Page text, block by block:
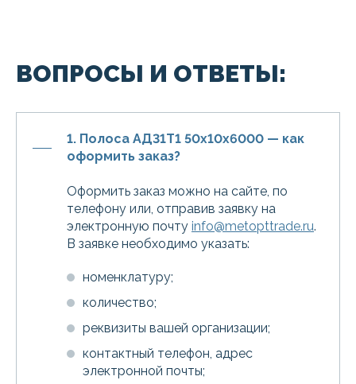
ВОПРОСЫ И ОТВЕТЫ:
1. Полоса АД31Т1 50х10х6000 — как
оформить заказ?
Оформить заказ можно на сайте, по
телефону или, отправив заявку на
электронную почту info@metopttrade.ru.
В заявке необходимо указать:
номенклатуру;
количество;
реквизиты вашей организации;
контактный телефон, адрес
электронной почты;